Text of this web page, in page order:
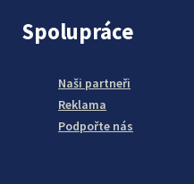
Spolupráce
Naši partneři
Reklama
Podpořte nás